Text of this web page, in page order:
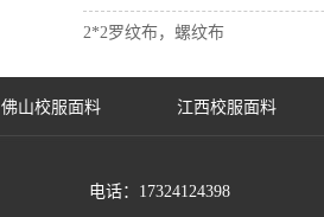
2*2罗纹布，螺纹布
佛山校服面料 江西校服面料
电话：17324124398